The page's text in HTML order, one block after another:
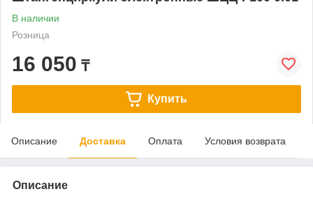
В наличии
Розница
16 050 ₸
Купить
Описание Доставка Оплата Условия возврата
Описание